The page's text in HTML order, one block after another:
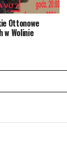
Ottonowe
w Wolinie